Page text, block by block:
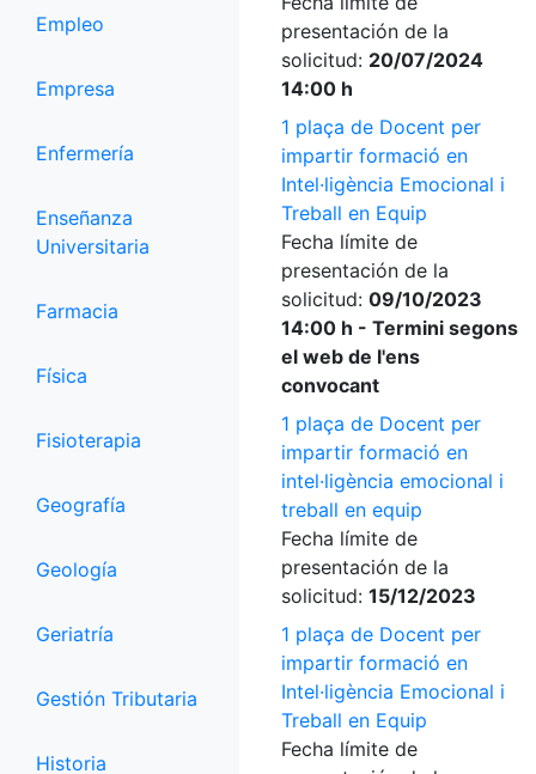
Empleo
Empresa
Enfermería
Enseñanza
Universitaria
Farmacia
Física
Fisioterapia
Geografía
Geología
Geriatría
Gestión Tributaria
Historia
presentación de la
solicitud: 20/07/2024
14:00 h
1 plaça de Docent per
impartir formació en
Intel·ligència Emocional i
Treball en Equip
Fecha límite de
presentación de la
solicitud: 09/10/2023
14:00 h - Termini segons
el web de l'ens
convocant
1 plaça de Docent per
impartir formació en
intel·ligència emocional i
treball en equip
Fecha límite de
presentación de la
solicitud: 15/12/2023
1 plaça de Docent per
impartir formació en
Intel·ligència Emocional i
Treball en Equip
Fecha límite de